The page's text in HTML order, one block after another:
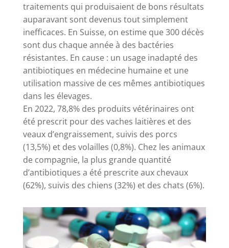
traitements qui produisaient de bons résultats
auparavant sont devenus tout simplement
inefficaces. En Suisse, on estime que 300 décès
sont dus chaque année à des bactéries
résistantes. En cause : un usage inadapté des
antibiotiques en médecine humaine et une
utilisation massive de ces mêmes antibiotiques
dans les élevages.
En 2022, 78,8% des produits vétérinaires ont
été prescrit pour des vaches laitières et des
veaux d’engraissement, suivis des porcs
(13,5%) et des volailles (0,8%). Chez les animaux
de compagnie, la plus grande quantité
d’antibiotiques a été prescrite aux chevaux
(62%), suivis des chiens (32%) et des chats (6%).